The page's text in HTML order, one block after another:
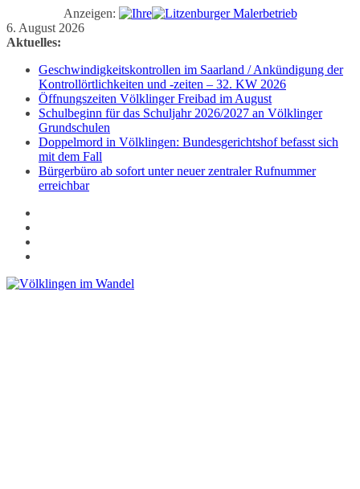
Anzeigen:
Zum
Inhalt
6. August 2026
Aktuelles:
Geschwindigkeitskontrollen im Saarland / Ankündigung der
Kontrollörtlichkeiten und -zeiten – 32. KW 2026
Öffnungszeiten Völklinger Freibad im August
Schulbeginn für das Schuljahr 2026/2027 an Völklinger
Grundschulen
Doppelmord in Völklingen: Bundesgerichtshof befasst sich
mit dem Fall
Bürgerbüro ab sofort unter neuer zentraler Rufnummer
erreichbar